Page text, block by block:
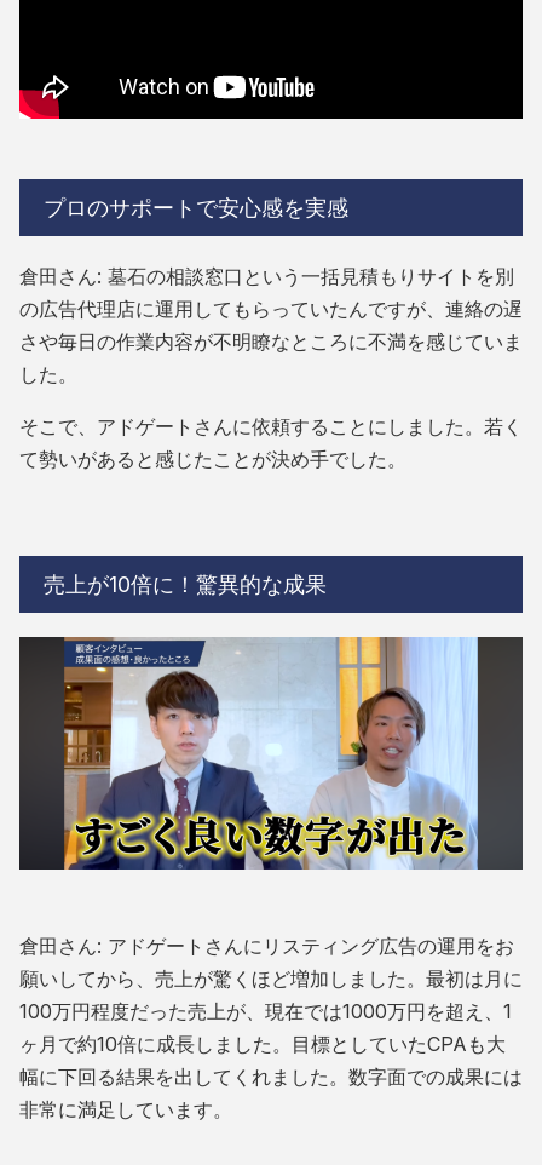
プロのサポートで安心感を実感
倉田さん: 墓石の相談窓口という一括見積もりサイトを別
の広告代理店に運用してもらっていたんですが、連絡の遅
さや毎日の作業内容が不明瞭なところに不満を感じていま
した。
そこで、アドゲートさんに依頼することにしました。若く
て勢いがあると感じたことが決め手でした。
売上が10倍に！驚異的な成果
倉田さん: アドゲートさんにリスティング広告の運用をお
願いしてから、売上が驚くほど増加しました。最初は月に
100万円程度だった売上が、現在では1000万円を超え、1
ヶ月で約10倍に成長しました。目標としていたCPAも大
幅に下回る結果を出してくれました。数字面での成果には
非常に満足しています。